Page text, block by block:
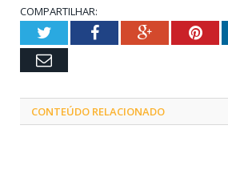
COMPARTILHAR:
TwitterFacebookGoogle+
Email
CONTEÚDO RELACIONADO